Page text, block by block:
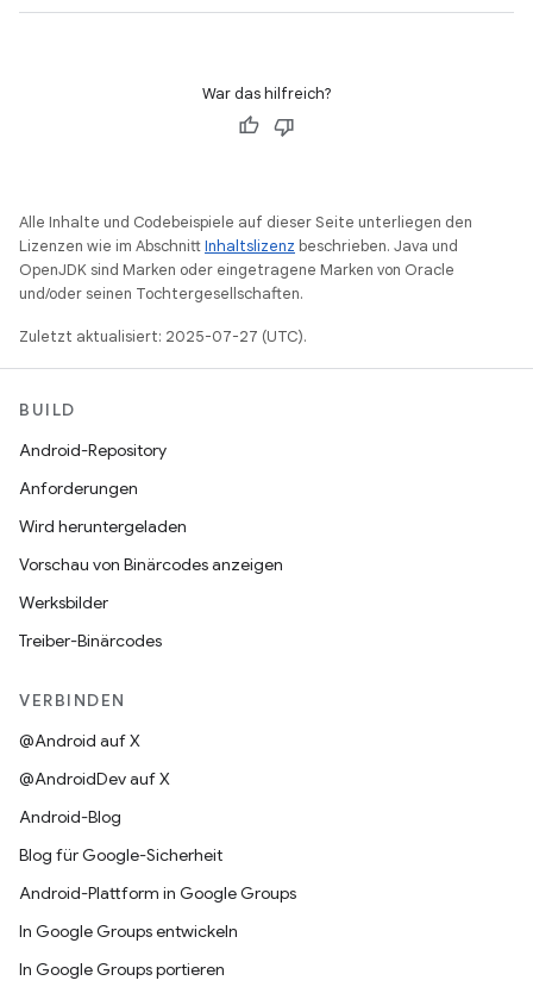
War das hilfreich?
Alle Inhalte und Codebeispiele auf dieser Seite unterliegen den
Lizenzen wie im AbschnittInhaltslizenz beschrieben. Java und
OpenJDK sind Marken oder eingetragene Marken von Oracle
und/oder seinen Tochtergesellschaften.
Zuletzt aktualisiert: 2025-07-27 (UTC).
BUILD
Android-Repository
Anforderungen
Wird heruntergeladen
Vorschau von Binärcodes anzeigen
Werksbilder
Treiber-Binärcodes
VERBINDEN
@Android auf X
@AndroidDev auf X
Android-Blog
Blog für Google-Sicherheit
Android-Plattform in Google Groups
In Google Groups entwickeln
In Google Groups portieren